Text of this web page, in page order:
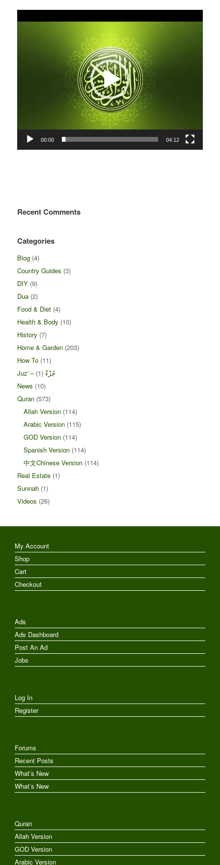
Player
00:00 04:12
Recent Comments
Categories
Blog (4)
Country Guides (3)
DIY (9)
Dua (2)
Food & Diet (4)
Health & Body (10)
History (7)
Home & Garden (203)
How To (11)
Juz' – جُزْءْ (1)
News (10)
Quran (573)
Allah Version (114)
Arabic Version (115)
GOD Version (114)
Spanish Version (114)
中文Chinese Version (114)
Real Estate (1)
Sunnah (1)
Videos (26)
My Account
Shop
Cart
Checkout
Ads
Ads Dashboard
Post An Ad
Jobs
Log In
Register
Forums
Recent Posts
What’s New
What’s New
Quran
Allah Version
GOD Version
Arabic Version